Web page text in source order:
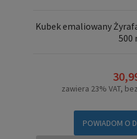
Kubek emaliowany
500
zawiera 23% VAT,
POWIADOM O